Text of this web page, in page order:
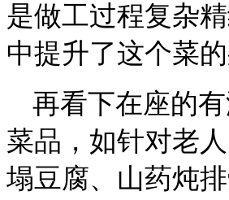
是做工过程复杂
中提升了这个菜
再看下在座的
菜品，如针对老
塌豆腐、山药炖